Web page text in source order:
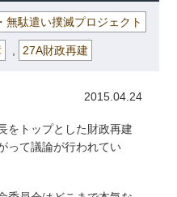
無駄遣い撲滅プロジェクト
27A財政再建
2015.04.24
をトップとした財政再建
って議論が行われてい